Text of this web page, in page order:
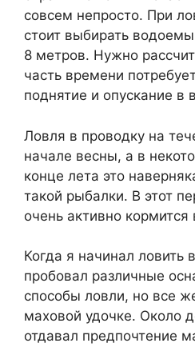
совсем непросто. При
стоит выбирать
8 метров. Нужно
часть времени
поднятие и опускание в
Ловля в проводку на
начале весны, а в
конце лета это
такой рыбалки. В этот
очень активно кормится
Когда я начинал ловить
пробовал различные
способы ловли, но все
маховой удочке. Около
отдавал предпочтение